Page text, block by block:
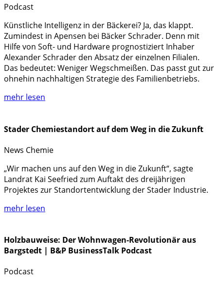
Podcast
Künstliche Intelligenz in der Bäckerei? Ja, das klappt.
Zumindest in Apensen bei Bäcker Schrader. Denn mit
Hilfe von Soft- und Hardware prognostiziert Inhaber
Alexander Schrader den Absatz der einzelnen Filialen.
Das bedeutet: Weniger Wegschmeißen. Das passt gut zur
ohnehin nachhaltigen Strategie des Familienbetriebs.
mehr lesen
Stader Chemiestandort auf dem Weg in die Zukunft
News Chemie
„Wir machen uns auf den Weg in die Zukunft“, sagte
Landrat Kai Seefried zum Auftakt des dreijährigen
Projektes zur Standortentwicklung der Stader Industrie.
mehr lesen
Holzbauweise: Der Wohnwagen-Revolutionär aus
Bargstedt | B&P BusinessTalk Podcast
Podcast